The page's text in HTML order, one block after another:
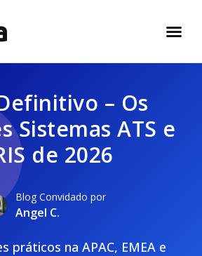
– Os
Sistemas ATS e
de 2026
Blog Convidado por
Angel C.
práticos na APAC, EMEA e